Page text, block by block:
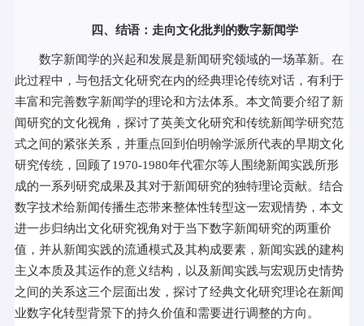
四、结语：走向文化批判的数字新闻学
数字新闻学的兴起和发展是新闻研究领域的一场革新。在
此过程中，与包括文化研究在内的经典理论传统对话，有利于
丰富和完善数字新闻学的理论和方法体系。本文简要介绍了新
闻研究的文化视角，探讨了英美文化研究和传统新闻学研究范
式之间的紧张关系，并重点回到伯明翰学派所代表的早期文化
研究传统，回顾了1970-1980年代霍尔等人围绕新闻实践所形
成的一系列研究成果及其对于新闻研究的独特理论贡献。结合
数字技术给新闻传播生态带来整体性转型这一宏观情势，本文
进一步归纳出文化研究视角对于当下数字新闻研究的两重价
值，并从新闻实践的流通模式及其构成要素，新闻实践的建构
主义本质及其运作的意义结构，以及新闻实践与宏观历史情势
之间的关系这三个层面出发，探讨了经典文化研究理论在新闻
业数字化转型背景下的持久价值和需要进行调整的方向。